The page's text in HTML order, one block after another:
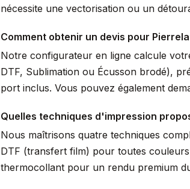
nécessite une vectorisation ou un
Comment obtenir un devis pour
Notre configurateur en ligne calcule
DTF, Sublimation ou Écusson brodé),
port inclus. Vous pouvez également
Quelles techniques d'impression
Nous maîtrisons quatre techniques
DTF (transfert film) pour toutes
thermocollant pour un rendu premium